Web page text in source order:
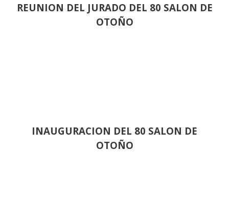
REUNION DEL JURADO DEL 80 SALON DE
OTOÑO
INAUGURACION DEL 80 SALON DE
OTOÑO